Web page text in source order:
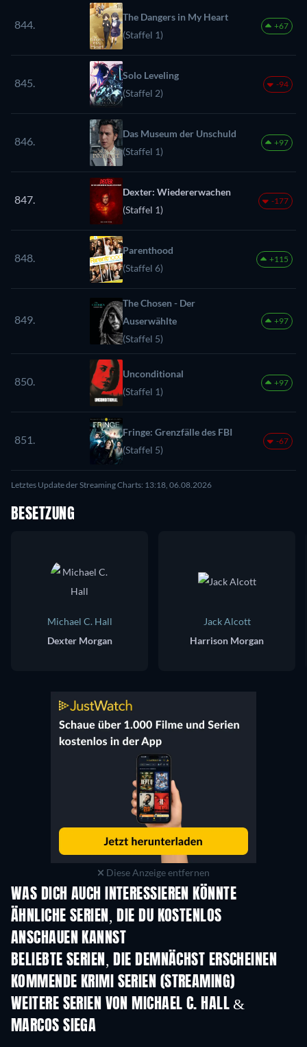
844.
The Dangers in My Heart
(Staffel 1)
+67
845.
Solo Leveling
(Staffel 2)
-94
846.
Das Museum der Unschuld
(Staffel 1)
+97
847.
Dexter: Wiedererwachen
(Staffel 1)
-177
848.
Parenthood
(Staffel 6)
+115
849.
The Chosen - Der
Auserwählte
(Staffel 5)
+97
850.
Unconditional
(Staffel 1)
+97
851.
Fringe: Grenzfälle des FBI
(Staffel 5)
-67
Letztes Update der Streaming Charts: 13:18, 06.08.2026
BESETZUNG
Michael C. Hall
Dexter Morgan
Jack Alcott
Harrison Morgan
Diese Anzeige entfernen
WAS DICH AUCH INTERESSIEREN KÖNNTE
Serie Serie
ÄHNLICHE SERIEN, DIE DU KOSTENLOS
ANSCHAUEN KANNST
Serie
BELIEBTE SERIEN, DIE DEMNÄCHST ERSCHEINEN
Serie Serie
KOMMENDE KRIMI SERIEN (STREAMING)
Staffel 6 Staffel 2
WEITERE SERIEN VON MICHAEL C. HALL &
MARCOS SIEGA
Serie